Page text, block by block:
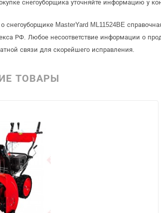
снегоуборщика уточняйте информацию у
снегоуборщике MasterYard ML11524BE
РФ. Любое несоответствие информации о
связи для скорейшего исправления.
ТОВАРЫ